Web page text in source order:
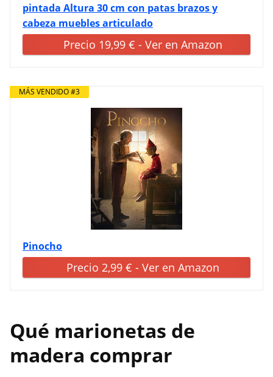
pintada Altura 30 cm con patas brazos y
cabeza muebles articulado
Precio 19,99 € - Ver en Amazon
MÁS VENDIDO #3
Pinocho
Precio 2,99 € - Ver en Amazon
Qué marionetas de
madera comprar